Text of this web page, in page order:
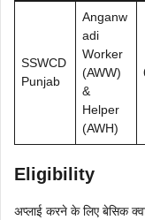
SSWCD
Punjab
Anganw
adi
Worker
(AWW)
&
Helper
(AWH)
Eligibility
अप्लाई करने के लिए बेसिक